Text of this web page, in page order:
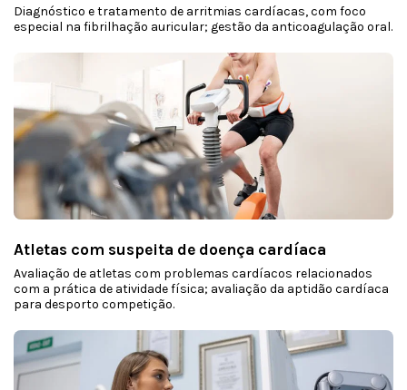
Diagnóstico e tratamento de arritmias cardíacas, com foco
especial na fibrilhação auricular; gestão da anticoagulação oral.
Atletas com suspeita de doença cardíaca
Avaliação de atletas com problemas cardíacos relacionados
com a prática de atividade física; avaliação da aptidão cardíaca
para desporto competição.